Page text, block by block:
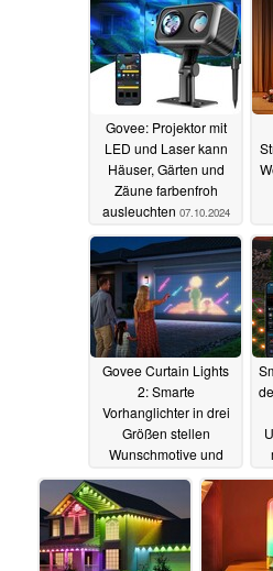
Govee: Projektor mit
LED und Laser kann
Häuser, Gärten und
Zäune farbenfroh
ausleuchten 07.10.2024
Govee Curtain Lights
2: Smarte
Vorhanglichter in drei
Größen stellen
Wunschmotive und
20.09.2024